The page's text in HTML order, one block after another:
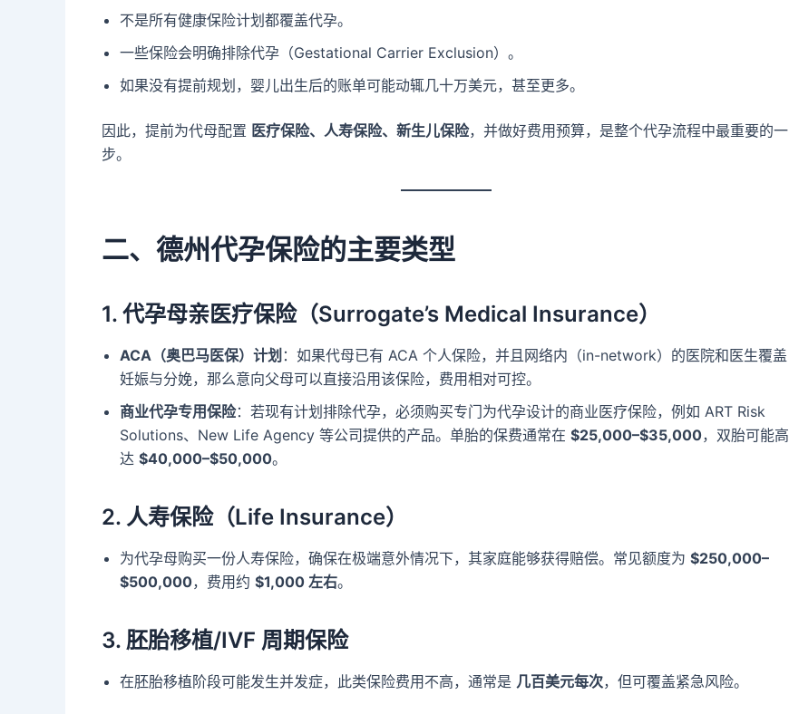
不是所有健康保险计划都覆盖代孕。
一些保险会明确排除代孕（Gestational Carrier Exclusion）。
如果没有提前规划，婴儿出生后的账单可能动辄几十万美元，甚至更多。
因此，提前为代母配置 医疗保险、人寿保险、新生儿保险，并做好费用预算，是整个代孕流程中最重要的一
步。
二、德州代孕保险的主要类型
1. 代孕母亲医疗保险（Surrogate’s Medical Insurance）
ACA（奥巴马医保）计划 ：如果代母已有 ACA 个人保险，并且网络内（in-network）的医院和医生覆盖
妊娠与分娩，那么意向父母可以直接沿用该保险，费用相对可控。
商业代孕专用保险：若现有计划排除代孕，必须购买专门为代孕设计的商业医疗保险，例如 ART Risk
Solutions、New Life Agency 等公司提供的产品。单胎的保费通常在 $25,000–$35,000，双胎可能高
达 $40,000–$50,000。
2. 人寿保险（Life Insurance）
为代孕母购买一份人寿保险，确保在极端意外情况下，其家庭能够获得赔偿。常见额度为 $250,000–
$500,000，费用约 $1,000 左右。
3. 胚胎移植/IVF 周期保险
在胚胎移植阶段可能发生并发症，此类保险费用不高，通常是 几百美元每次，但可覆盖紧急风险。